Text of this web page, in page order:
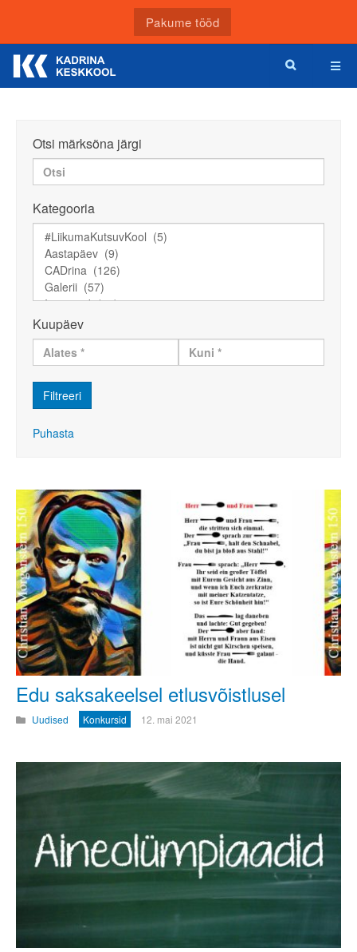
Otsi märksõna järgi
Kategooria
Kuupäev
Puhasta
Edu saksakeelsel etlusvõistlusel
Uudised Konkursid 12. mai 2021
Pakume tööd